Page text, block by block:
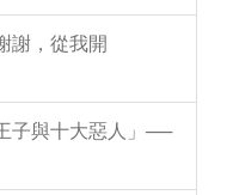
謝，從我開
子與十大惡人」──